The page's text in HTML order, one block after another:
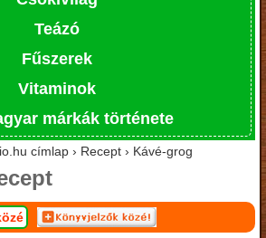
Teázó
Fűszerek
Vitaminok
márkák története
címlap › Recept › Kávé-grog